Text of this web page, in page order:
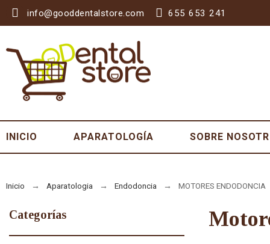
info@gooddentalstore.com 655 653 241
INICIO APARATOLOGÍA SOBRE
Inicio Aparatologia Endodoncia MOTORES ENDODONCIA
Categorías